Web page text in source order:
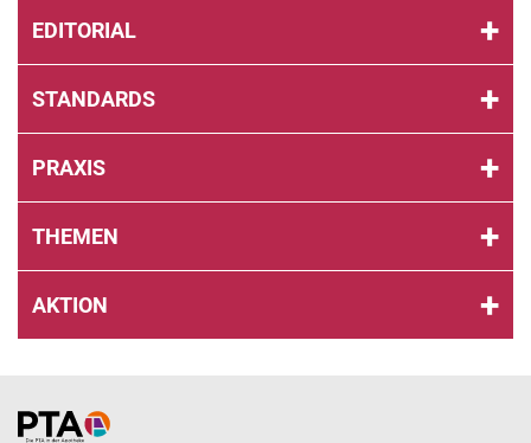
EDITORIAL
STANDARDS
PRAXIS
THEMEN
AKTION
Home